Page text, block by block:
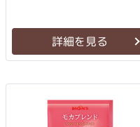
詳細を見る